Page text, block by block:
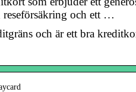
reseförsäkring och ett …
och är ett bra